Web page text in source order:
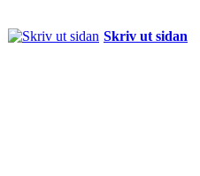
Skriv ut sidan